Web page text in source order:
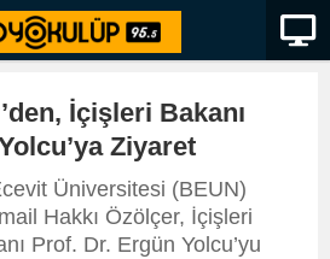
İçişleri Bakanı
Ziyaret
Üniversitesi (BEUN)
Hakkı Özölçer, İçişleri
Prof. Dr. Ergün Yolcu’yu